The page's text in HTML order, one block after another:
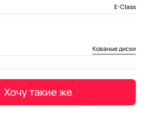
E-Class
Кованые диски
Хочу такие же